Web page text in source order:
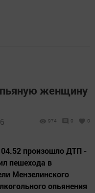
женщину
974 0 0
04.52 произошло ДТП -
пешехода в
Мензелинского
опьянения